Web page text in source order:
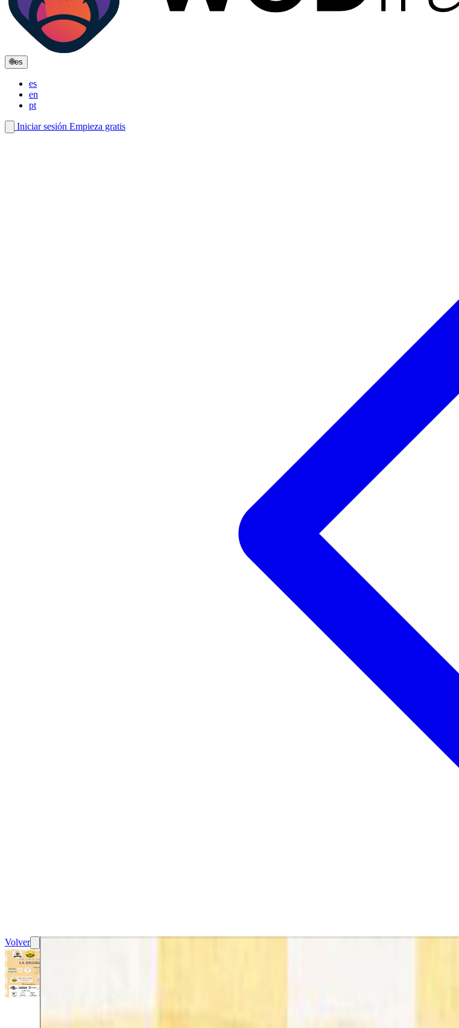
🌐es
es
en
pt
Iniciar sesión Empieza gratis
Volver